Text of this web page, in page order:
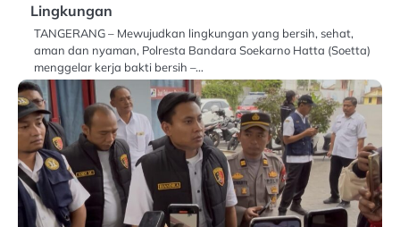
Lingkungan
TANGERANG – Mewujudkan lingkungan yang bersih, sehat,
aman dan nyaman, Polresta Bandara Soekarno Hatta (Soetta)
menggelar kerja bakti bersih –…